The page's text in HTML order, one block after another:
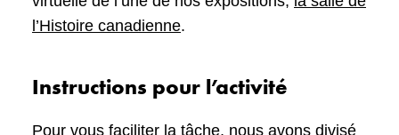
l’Histoire canadienne.
Instructions pour l’activité
Pour vous faciliter la tâche, nous avons divisé